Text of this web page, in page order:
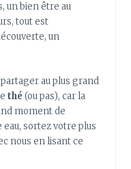
un bien être au
tout est
un
au plus grand
thé (ou pas), car la
moment de
sortez votre plus
nous en lisant ce